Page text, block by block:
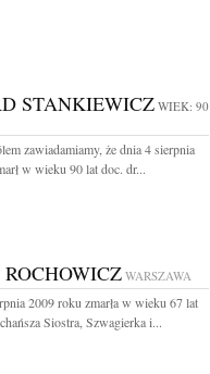
STANKIEWICZ WIEK: 90
zawiadamiamy, że dnia 4 sierpnia
w wieku 90 lat doc. dr...
WARSZAWA
2009 roku zmarła w wieku 67 lat
Siostra, Szwagierka i...